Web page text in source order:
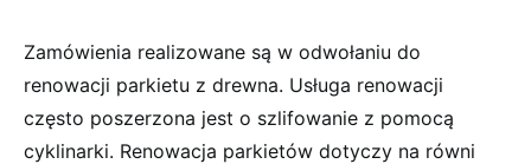
Zamówienia realizowane są w odwołaniu do
renowacji parkietu z drewna. Usługa renowacji
często poszerzona jest o szlifowanie z pomocą
cyklinarki. Renowacja parkietów dotyczy na równi